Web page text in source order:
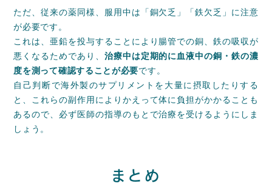
ただ、従来の薬同様、服用中は「銅欠乏」「鉄欠乏」に注意
が必要です。
これは、亜鉛を投与することにより腸管での銅、鉄の吸収が
悪くなるためであり、 治療中は定期的に血液中の銅・鉄の濃
度を測って確認することが必要です。
自己判断で海外製のサプリメントを大量に摂取したりする
と、これらの副作用によりかえって体に負担がかかることも
あるので、必ず医師の指導のもとで治療を受けるようにしま
しょう。
まとめ